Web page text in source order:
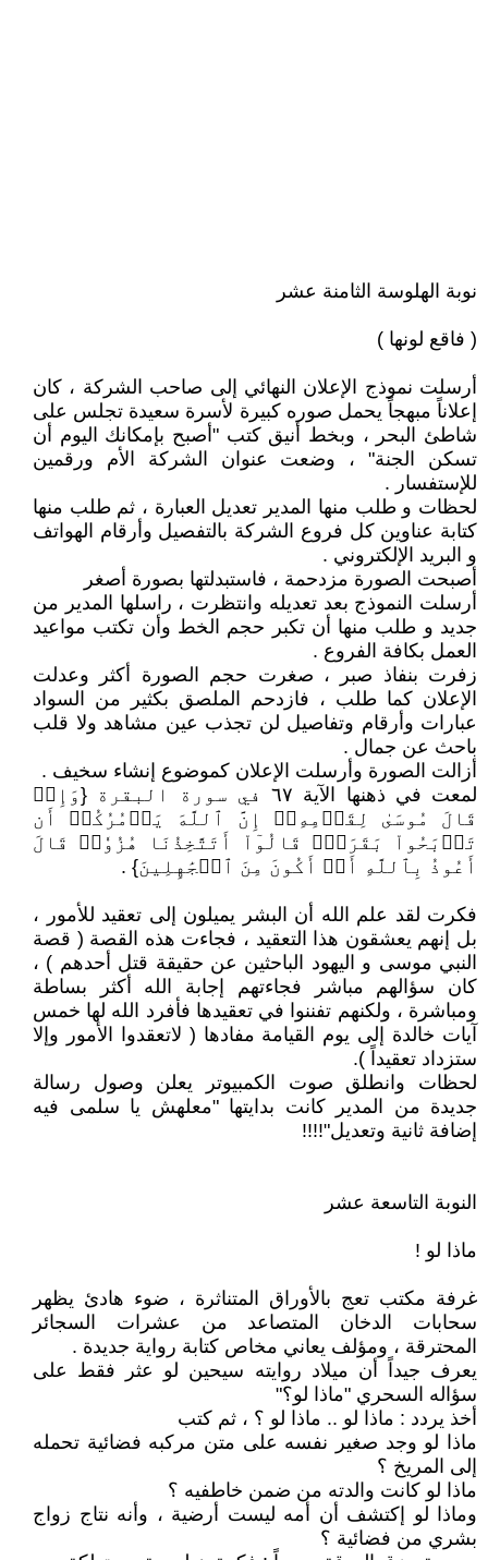
نوبة الهلوسة الثامنة عشر
( فاقع لونها )
أرسلت نموذج الإعلان النهائي إلى صاحب الشركة ، كان
إعلاناً مبهجاً يحمل صوره كبيرة لأسرة سعيدة تجلس على
شاطئ البحر ، وبخط أنيق كتب "أصبح بإمكانك اليوم أن
تسكن الجنة" ، وضعت عنوان الشركة الأم ورقمين
للإستفسار .
لحظات و طلب منها المدير تعديل العبارة ، ثم طلب منها
كتابة عناوين كل فروع الشركة بالتفصيل وأرقام الهواتف
و البريد الإلكتروني .
أصبحت الصورة مزدحمة ، فاستبدلتها بصورة أصغر
أرسلت النموذج بعد تعديله وانتظرت ، راسلها المدير من
جديد و طلب منها أن تكبر حجم الخط وأن تكتب مواعيد
العمل بكافة الفروع .
زفرت بنفاذ صبر ، صغرت حجم الصورة أكثر وعدلت
الإعلان كما طلب ، فازدحم الملصق بكثير من السواد
عبارات وأرقام وتفاصيل لن تجذب عين مشاهد ولا قلب
باحث عن جمال .
أزالت الصورة وأرسلت الإعلان كموضوع إنشاء سخيف .
لمعت في ذهنها الآية ٦٧ في سورة البقرة {وَإِذۡ
قَالَ مُوسَىٰ لِقَوۡمِهِۦٓ إِنَّ ٱللَّهَ يَأۡمُرُكُمۡ أَن
تَذۡبَحُواْ بَقَرَةٗۖ قَالُوٓاْ أَتَتَّخِذُنَا هُزُوٗاۖ قَالَ
أَعُوذُ بِٱللَّهِ أَنۡ أَكُونَ مِنَ ٱلۡجَٰهِلِينَ} .
فكرت لقد علم الله أن البشر يميلون إلى تعقيد للأمور ،
بل إنهم يعشقون هذا التعقيد ، فجاءت هذه القصة ( قصة
النبي موسى و اليهود الباحثين عن حقيقة قتل أحدهم ) ،
كان سؤالهم مباشر فجاءتهم إجابة الله أكثر بساطة
ومباشرة ، ولكنهم تفننوا في تعقيدها فأفرد الله لها خمس
آيات خالدة إلى يوم القيامة مفادها ( لاتعقدوا الأمور وإلا
ستزداد تعقيداً ).
لحظات وانطلق صوت الكمبيوتر يعلن وصول رسالة
جديدة من المدير كانت بدايتها "معلهش يا سلمى فيه
إضافة ثانية وتعديل"!!!!
النوبة التاسعة عشر
ماذا لو !
غرفة مكتب تعج بالأوراق المتناثرة ، ضوء هادئ يظهر
سحابات الدخان المتصاعد من عشرات السجائر
المحترقة ، ومؤلف يعاني مخاص كتابة رواية جديدة .
يعرف جيداً أن ميلاد روايته سيحين لو عثر فقط على
سؤاله السحري "ماذا لو؟"
أخذ يردد : ماذا لو .. ماذا لو ؟ ، ثم كتب
ماذا لو وجد صغير نفسه على متن مركبه فضائية تحمله
إلى المريخ ؟
ماذا لو كانت والدته من ضمن خاطفيه ؟
وماذا لو إكتشف أن أمه ليست أرضية ، وأنه نتاج زواج
بشري من فضائية ؟